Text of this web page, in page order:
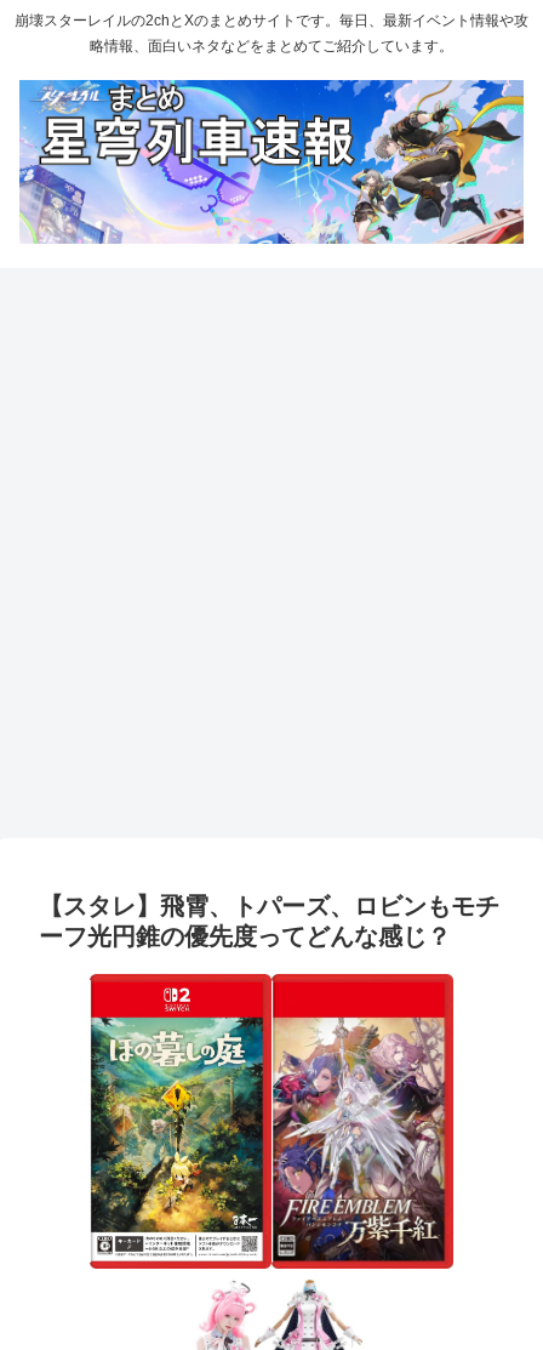
崩壊スターレイルの2chとXのまとめサイトです。毎日、最新イベント情報や攻
略情報、面白いネタなどをまとめてご紹介しています。
【スタレ】飛霄、トパーズ、ロビンもモチ
ーフ光円錐の優先度ってどんな感じ？